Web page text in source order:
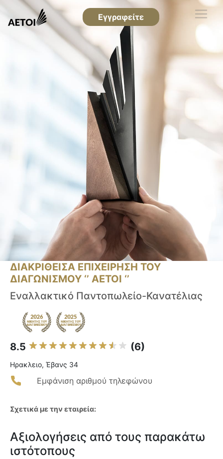
Εγγραφείτε
ΔΙΑΚΡΙΘΕΙΣΑ ΕΠΙΧΕΙΡΗΣΗ ΤΟΥ
ΔΙΑΓΩΝΙΣΜΟΥ ‘’ ΑΕΤΟΙ ‘’
Εναλλακτικό Παντοπωλείο-Κανατέλιας
8.5 (6)
Ηρακλειο, Έβανς 34
Εμφάνιση αριθμού τηλεφώνου
Σχετικά με την εταιρεία:
Αξιολογήσεις από τους παρακάτω
ιστότοπους